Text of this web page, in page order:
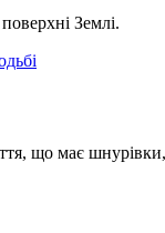
Землі.
що має